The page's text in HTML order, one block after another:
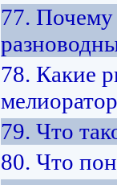
77.
78. Какие
79. Что
80. Что